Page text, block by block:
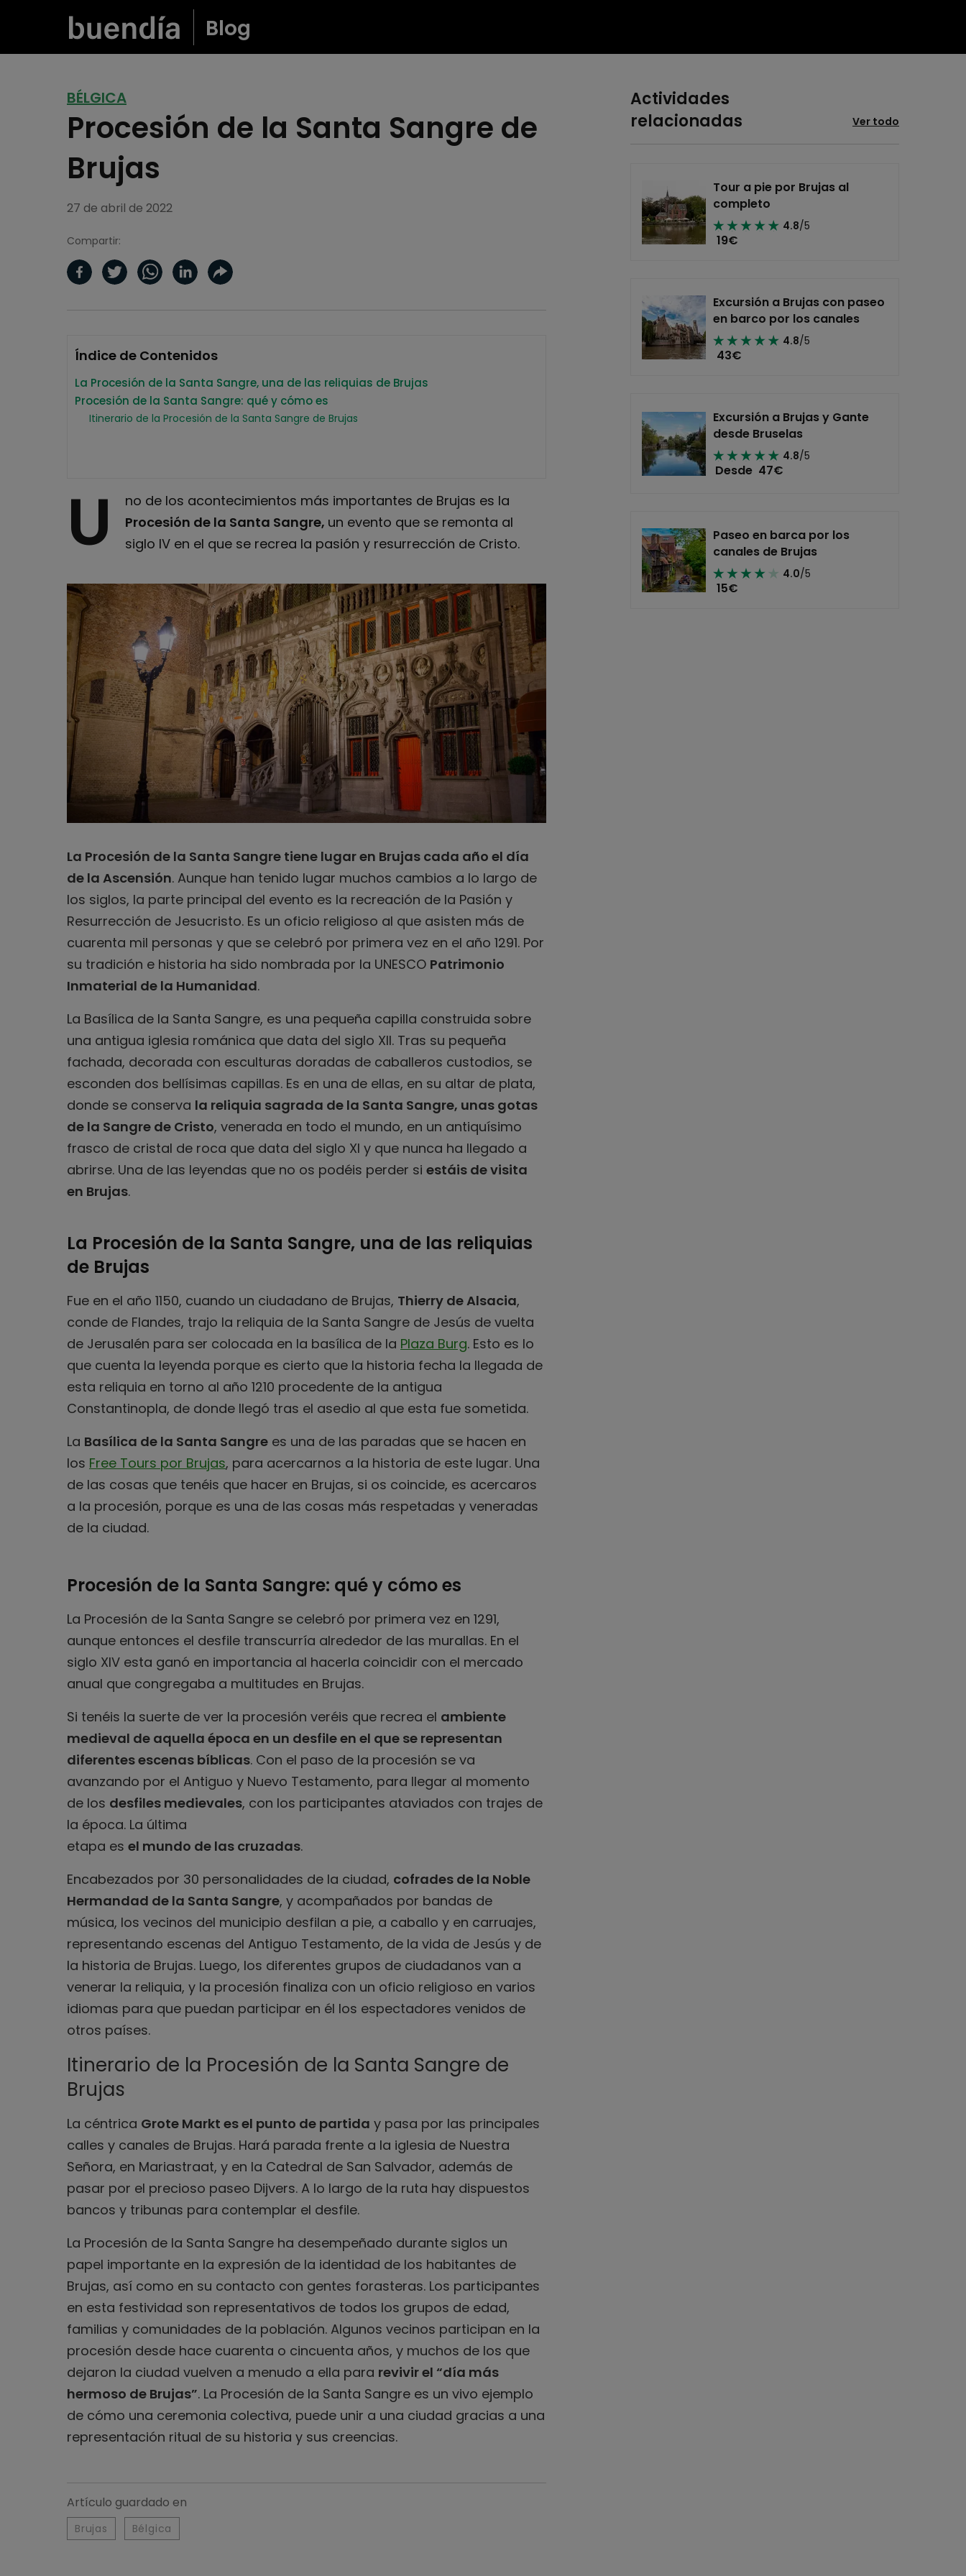
Blog
BÉLGICA
Procesión de la Santa Sangre de
Brujas
27 de abril de 2022
Compartir:
Índice de Contenidos
La Procesión de la Santa Sangre, una de las reliquias de Brujas
Procesión de la Santa Sangre: qué y cómo es
Itinerario de la Procesión de la Santa Sangre de Brujas
U
no de los acontecimientos más importantes de Brujas es la
Procesión de la Santa Sangre, un evento que se remonta al
siglo IV en el que se recrea la pasión y resurrección de Cristo.
La Procesión de la Santa Sangre tiene lugar en Brujas cada año el día
de la Ascensión. Aunque han tenido lugar muchos cambios a lo largo de
los siglos, la parte principal del evento es la recreación de la Pasión y
Resurrección de Jesucristo. Es un oficio religioso al que asisten más de
cuarenta mil personas y que se celebró por primera vez en el año 1291. Por
su tradición e historia ha sido nombrada por la UNESCO Patrimonio
Inmaterial de la Humanidad.
La Basílica de la Santa Sangre, es una pequeña capilla construida sobre
una antigua iglesia románica que data del siglo XII. Tras su pequeña
fachada, decorada con esculturas doradas de caballeros custodios, se
esconden dos bellísimas capillas. Es en una de ellas, en su altar de plata,
donde se conserva la reliquia sagrada de la Santa Sangre, unas gotas
de la Sangre de Cristo, venerada en todo el mundo, en un antiquísimo
frasco de cristal de roca que data del siglo XI y que nunca ha llegado a
abrirse. Una de las leyendas que no os podéis perder si estáis de visita
en Brujas.
La Procesión de la Santa Sangre, una de las reliquias
de Brujas
Fue en el año 1150, cuando un ciudadano de Brujas, Thierry de Alsacia,
conde de Flandes, trajo la reliquia de la Santa Sangre de Jesús de vuelta
de Jerusalén para ser colocada en la basílica de la Plaza Burg. Esto es lo
que cuenta la leyenda porque es cierto que la historia fecha la llegada de
esta reliquia en torno al año 1210 procedente de la antigua
Constantinopla, de donde llegó tras el asedio al que esta fue sometida.
La Basílica de la Santa Sangre es una de las paradas que se hacen en
los Free Tours por Brujas, para acercarnos a la historia de este lugar. Una
de las cosas que tenéis que hacer en Brujas, si os coincide, es acercaros
a la procesión, porque es una de las cosas más respetadas y veneradas
de la ciudad.
Procesión de la Santa Sangre: qué y cómo es
La Procesión de la Santa Sangre se celebró por primera vez en 1291,
aunque entonces el desfile transcurría alrededor de las murallas. En el
siglo XIV esta ganó en importancia al hacerla coincidir con el mercado
anual que congregaba a multitudes en Brujas.
Si tenéis la suerte de ver la procesión veréis que recrea el ambiente
medieval de aquella época en un desfile en el que se representan
diferentes escenas bíblicas. Con el paso de la procesión se va
avanzando por el Antiguo y Nuevo Testamento, para llegar al momento
de los desfiles medievales, con los participantes ataviados con trajes de
la época. La última
etapa es el mundo de las cruzadas.
Encabezados por 30 personalidades de la ciudad, cofrades de la Noble
Hermandad de la Santa Sangre, y acompañados por bandas de
música, los vecinos del municipio desfilan a pie, a caballo y en carruajes,
representando escenas del Antiguo Testamento, de la vida de Jesús y de
la historia de Brujas. Luego, los diferentes grupos de ciudadanos van a
venerar la reliquia, y la procesión finaliza con un oficio religioso en varios
idiomas para que puedan participar en él los espectadores venidos de
otros países.
Itinerario de la Procesión de la Santa Sangre de
Brujas
La céntrica Grote Markt es el punto de partida y pasa por las principales
calles y canales de Brujas. Hará parada frente a la iglesia de Nuestra
Señora, en Mariastraat, y en la Catedral de San Salvador, además de
pasar por el precioso paseo Dijvers. A lo largo de la ruta hay dispuestos
bancos y tribunas para contemplar el desfile.
La Procesión de la Santa Sangre ha desempeñado durante siglos un
papel importante en la expresión de la identidad de los habitantes de
Brujas, así como en su contacto con gentes forasteras. Los participantes
en esta festividad son representativos de todos los grupos de edad,
familias y comunidades de la población. Algunos vecinos participan en la
procesión desde hace cuarenta o cincuenta años, y muchos de los que
dejaron la ciudad vuelven a menudo a ella para revivir el “día más
hermoso de Brujas”. La Procesión de la Santa Sangre es un vivo ejemplo
de cómo una ceremonia colectiva, puede unir a una ciudad gracias a una
representación ritual de su historia y sus creencias.
Artículo guardado en
Brujas Bélgica
Actividades
relacionadas
Ver todo
Tour a pie por Brujas al
completo
4.8/5
19€
Excursión a Brujas con paseo
en barco por los canales
4.8/5
43€
Excursión a Brujas y Gante
desde Bruselas
4.8/5
Desde 47€
Paseo en barca por los
canales de Brujas
4.0/5
15€